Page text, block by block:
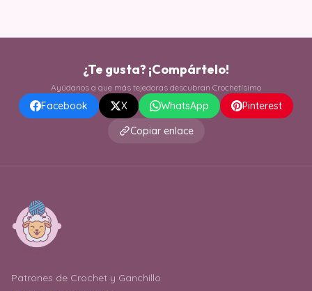
¿Te gusta? ¡Compártelo!
Ayúdanos a que más tejedoras descubran Crochetísimo
Facebook X WhatsApp
Pinterest
Copiar enlace
Patrones de Crochet y Ganchillo